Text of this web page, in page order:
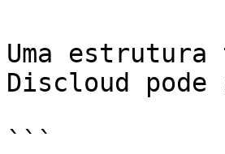
Uma
Discloud pode
```